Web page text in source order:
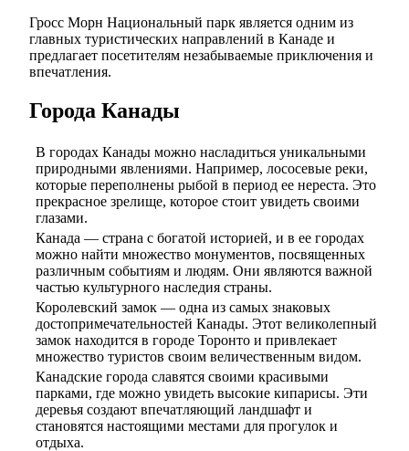
Гросс Морн Национальный парк является одним из
главных туристических направлений в Канаде и
предлагает посетителям незабываемые приключения и
впечатления.
Города Канады
В городах Канады можно насладиться уникальными
природными явлениями. Например, лососевые реки,
которые переполнены рыбой в период ее нереста. Это
прекрасное зрелище, которое стоит увидеть своими
глазами.
Канада — страна с богатой историей, и в ее городах
можно найти множество монументов, посвященных
различным событиям и людям. Они являются важной
частью культурного наследия страны.
Королевский замок — одна из самых знаковых
достопримечательностей Канады. Этот великолепный
замок находится в городе Торонто и привлекает
множество туристов своим величественным видом.
Канадские города славятся своими красивыми
парками, где можно увидеть высокие кипарисы. Эти
деревья создают впечатляющий ландшафт и
становятся настоящими местами для прогулок и
отдыха.